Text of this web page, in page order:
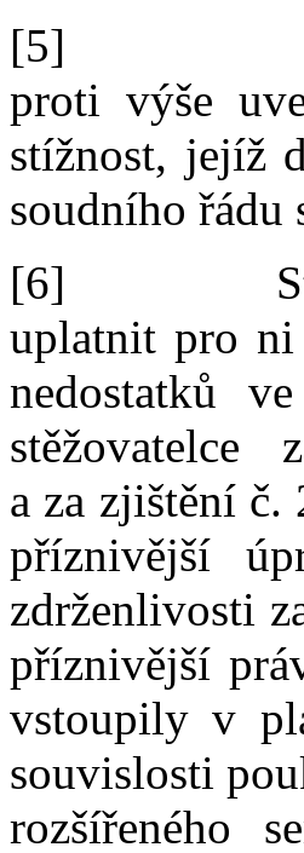
[5]
proti výše
stížnost, jejíž
soudního řádu
[6]
uplatnitpro ni
nedostatků
ve
stěžovatelce
a za zjištění č.
příznivější
zdrženlivosti
příznivější
vstoupily v
souvislosti
rozšířeného